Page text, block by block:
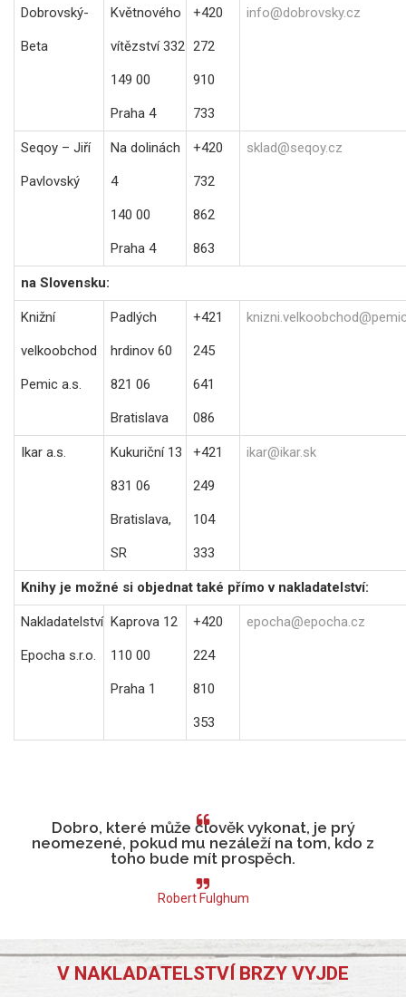
Dobrovský-
Beta
Květnového
vítězství 332
149 00
Praha 4
+420
272
910
733
info@dobrovsky.cz
Seqoy – Jiří
Pavlovský
Na dolinách
4
140 00
Praha 4
+420
732
862
863
sklad@seqoy.cz
na Slovensku:
Knižní
velkoobchod
Pemic a.s.
Padlých
hrdinov 60
821 06
Bratislava
+421
245
641
086
Ikar a.s. Kukuriční 13
831 06
Bratislava,
SR
+421
249
104
333
ikar@ikar.sk
Knihy je možné si objednat také přímo v nakladatelství:
Nakladatelství
Epocha s.r.o.
Kaprova 12
110 00
Praha 1
+420
224
810
353
epocha@epocha.cz
Dobro, které může člověk vykonat, je prý
neomezené, pokud mu nezáleží na tom, kdo z
toho bude mít prospěch.
Robert Fulghum
V NAKLADATELSTVÍ BRZY VYJDE